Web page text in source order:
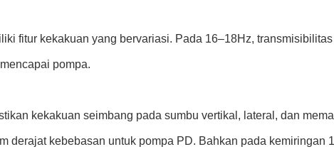
fitur kekakuan yang bervariasi. Pada 16–18Hz,
pompa.
kekakuan seimbang pada sumbu vertikal, lateral, dan
kebebasan untuk pompa PD. Bahkan pada kemiringan